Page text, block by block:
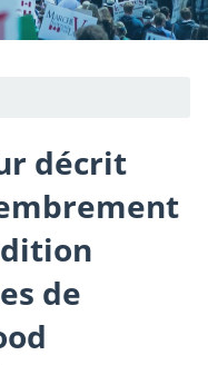
décrit
de